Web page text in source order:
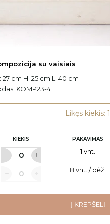
su vaisiais
27 cm H: 25 cm L: 40 cm
KOMP23-4
Likęs kiekis: 1
KIEKIS PAKAVIMAS
1 vnt.
8 vnt. / dėž.
Į KREPŠELĮ